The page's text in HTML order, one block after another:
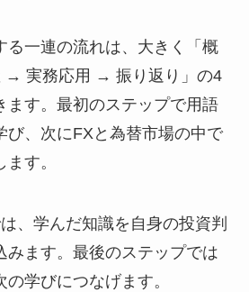
る一連の流れは、大きく「概
→ 実務応用 → 振り返り」の4
ます。最初のステップで用語
び、次にFXと為替市場の中で
す。
、学んだ知識を自身の投資判
みます。最後のステップでは
学びにつなげます。